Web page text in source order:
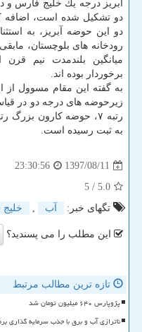
دو این حوضه آبریز، به
رودخانه های بلوچستان،
میانگین بلندمدت نیم
برخوردار بوده اند.
به گفته این مقام مسوول از
به ثبت رسیده است.
1397/08/11
23:30:56
5.0
/ 5
تگهای خبر:
آب ,
این مطلب را می پسندید؟
تازه ترین مطالب مرتبط
پژوپارس ۶۴۰ میلیون تومان شد
ناترازی آب و برق با جذب سرمایه گذاری